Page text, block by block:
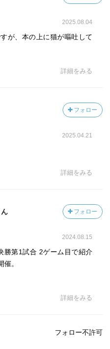
2025.08.04
が、本の上に猫が嘔吐して
詳細をみる
フォロー
2025.04.21
詳細をみる
フォロー
2024.08.15
勝第1試合 2ゲーム目で紹介
。
詳細をみる
フォロー不許可